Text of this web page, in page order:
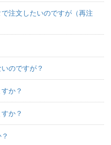
注文したいのですが（再注
のですが？
か？
か？